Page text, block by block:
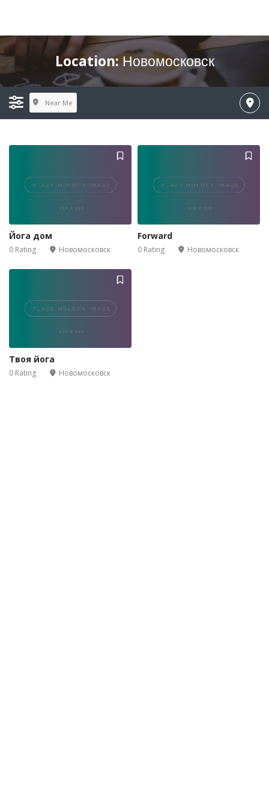
Location:Новомосковск
Near Me
Йога дом
0 Rating Новомосковск
Forward
0 Rating Новомосковск
Твоя йога
0 Rating Новомосковск